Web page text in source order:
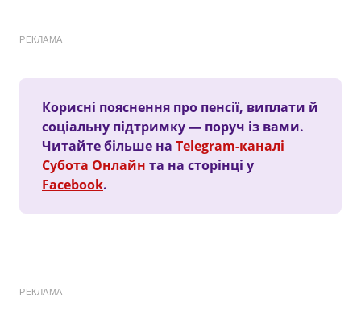
РЕКЛАМА
Корисні пояснення про пенсії, виплати й
соціальну підтримку — поруч із вами.
Читайте більше на Telegram-каналі
Субота Онлайн та на сторінці у
Facebook.
РЕКЛАМА